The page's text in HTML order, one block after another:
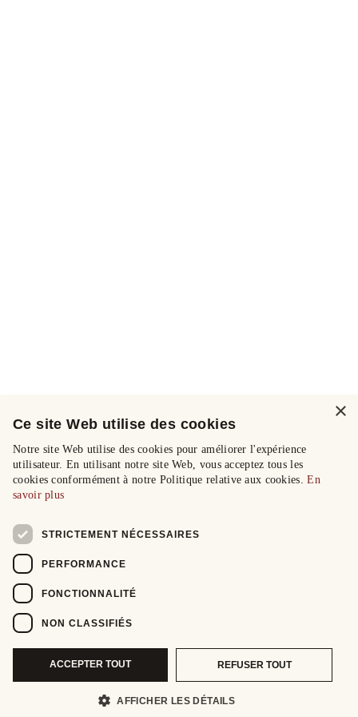
×
Ce site Web utilise des cookies
Notre site Web utilise des cookies pour améliorer l'expérience
utilisateur. En utilisant notre site Web, vous acceptez tous les
cookies conformément à notre Politique relative aux cookies.En
savoir plus
STRICTEMENT NÉCESSAIRES
PERFORMANCE
FONCTIONNALITÉ
NON CLASSIFIÉS
ACCEPTER TOUT REFUSER TOUT
AFFICHER LES DÉTAILS